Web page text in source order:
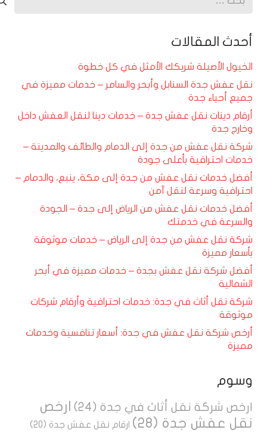
أحدث المقالات
الخيول الأصيلة شريكك الأمثل في كل خطوة
نقل عفش جدة السنابل وأبحر والسامر – خدمات مميزة في
جميع أحياء جدة
أرقام دينات نقل عفش جدة – خدمات دينا لنقل العفش داخل
وخارج جدة
شركة نقل عفش من جدة إلى الدمام والطائف والمدينة –
خدمات احترافية بأعلى جودة
أفضل خدمات نقل عفش من جدة إلى مكة، ينبع، والدمام –
احترافية وسرعة لنقل آمن
أفضل خدمات نقل عفش من الرياض إلى جدة – الجودة
والسرعة في خدمتك
شركة نقل عفش من جدة إلى الرياض – خدمات موثوقة
بأسعار مميزة
أفضل شركة نقل عفش بجدة – خدمات مميزة في أبحر
الشمالية
شركة نقل أثاث في جدة: خدمات احترافية وأرقام شركات
موثوقة
أرخص شركة نقل عفش في جدة: أسعار تنافسية وخدمات
مميزة
وسوم
ارخص شركة نقل أثاث في جدة (24)
ارخص
نقل عفش جدة (28) ارقام نقل عفش جدة (20)